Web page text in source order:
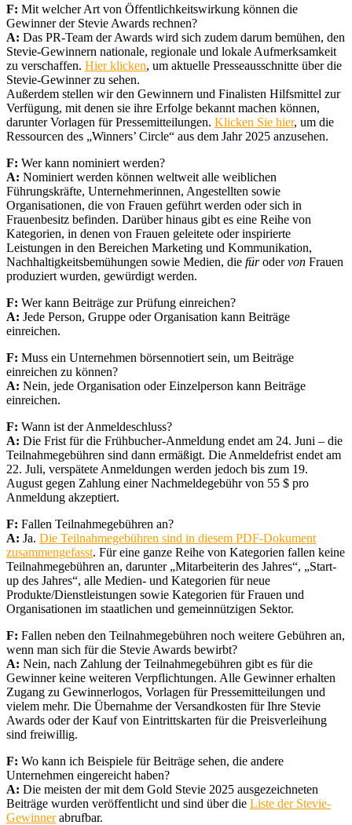
F: Mit welcher Art von Öffentlichkeitswirkung können die
Gewinner der Stevie Awards rechnen?
A: Das PR-Team der Awards wird sich zudem darum bemühen, den
Stevie-Gewinnern nationale, regionale und lokale Aufmerksamkeit
zu verschaffen. Hier klicken, um aktuelle Presseausschnitte über die
Stevie-Gewinner zu sehen.
Außerdem stellen wir den Gewinnern und Finalisten Hilfsmittel zur
Verfügung, mit denen sie ihre Erfolge bekannt machen können,
darunter Vorlagen für Pressemitteilungen. Klicken Sie hier, um die
Ressourcen des „Winners’ Circle“ aus dem Jahr 2025 anzusehen.
F: Wer kann nominiert werden?
A: Nominiert werden können weltweit alle weiblichen
Führungskräfte, Unternehmerinnen, Angestellten sowie
Organisationen, die von Frauen geführt werden oder sich in
Frauenbesitz befinden. Darüber hinaus gibt es eine Reihe von
Kategorien, in denen von Frauen geleitete oder inspirierte
Leistungen in den Bereichen Marketing und Kommunikation,
Nachhaltigkeitsbemühungen sowie Medien, die fürodervon Frauen
produziert wurden, gewürdigt werden.
F: Wer kann Beiträge zur Prüfung einreichen?
A: Jede Person, Gruppe oder Organisation kann Beiträge
einreichen.
F: Muss ein Unternehmen börsennotiert sein, um Beiträge
einreichen zu können?
A: Nein, jede Organisation oder Einzelperson kann Beiträge
einreichen.
F: Wann ist der Anmeldeschluss?
A: Die Frist für die Frühbucher-Anmeldung endet am 24. Juni – die
Teilnahmegebühren sind dann ermäßigt. Die Anmeldefrist endet am
22. Juli, verspätete Anmeldungen werden jedoch bis zum 19.
August gegen Zahlung einer Nachmeldegebühr von 55 $ pro
Anmeldung akzeptiert.
F: Fallen Teilnahmegebühren an?
A: Ja. Die Teilnahmegebühren sind in diesem PDF-Dokument
zusammengefasst. Für eine ganze Reihe von Kategorien fallen keine
Teilnahmegebühren an, darunter „Mitarbeiterin des Jahres“, „Start-
up des Jahres“, alle Medien- und Kategorien für neue
Produkte/Dienstleistungen sowie Kategorien für Frauen und
Organisationen im staatlichen und gemeinnützigen Sektor.
F: Fallen neben den Teilnahmegebühren noch weitere Gebühren an,
wenn man sich für die Stevie Awards bewirbt?
A: Nein, nach Zahlung der Teilnahmegebühren gibt es für die
Gewinner keine weiteren Verpflichtungen. Alle Gewinner erhalten
Zugang zu Gewinnerlogos, Vorlagen für Pressemitteilungen und
vielem mehr. Die Übernahme der Versandkosten für Ihre Stevie
Awards oder der Kauf von Eintrittskarten für die Preisverleihung
sind freiwillig.
F: Wo kann ich Beispiele für Beiträge sehen, die andere
Unternehmen eingereicht haben?
A: Die meisten der mit dem Gold Stevie 2025 ausgezeichneten
Beiträge wurden veröffentlicht und sind über die Liste der Stevie-
Gewinnerabrufbar.